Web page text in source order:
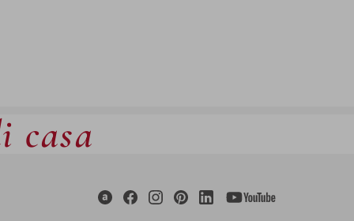
casa